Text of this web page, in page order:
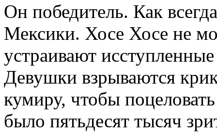
Он победитель. Как
Мексики. Хосе Хосе не
устраивают
Девушки взрываются
кумиру, чтобы
было пятьдесят тысяч